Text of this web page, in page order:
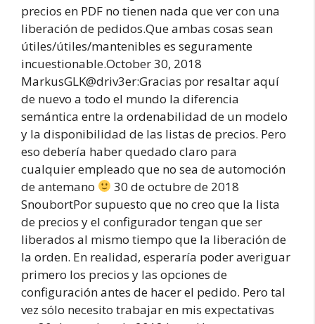
precios en PDF no tienen nada que ver con una
liberación de pedidos.Que ambas cosas sean
útiles/útiles/mantenibles es seguramente
incuestionable.October 30, 2018
MarkusGLK@driv3er:Gracias por resaltar aquí
de nuevo a todo el mundo la diferencia
semántica entre la ordenabilidad de un modelo
y la disponibilidad de las listas de precios. Pero
eso debería haber quedado claro para
cualquier empleado que no sea de automoción
de antemano
30 de octubre de 2018
SnoubortPor supuesto que no creo que la lista
de precios y el configurador tengan que ser
liberados al mismo tiempo que la liberación de
la orden. En realidad, esperaría poder averiguar
primero los precios y las opciones de
configuración antes de hacer el pedido. Pero tal
vez sólo necesito trabajar en mis expectativas